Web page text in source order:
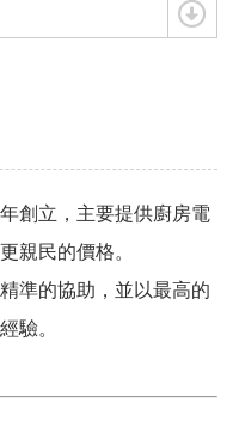
填寫詳細資料)
創立，主要提供廚房電
親民的價格。
準的協助，並以最高的
驗。